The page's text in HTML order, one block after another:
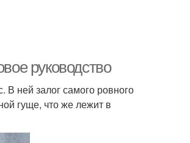
руководство
В ней залог самого ровного
гуще, что же лежит в